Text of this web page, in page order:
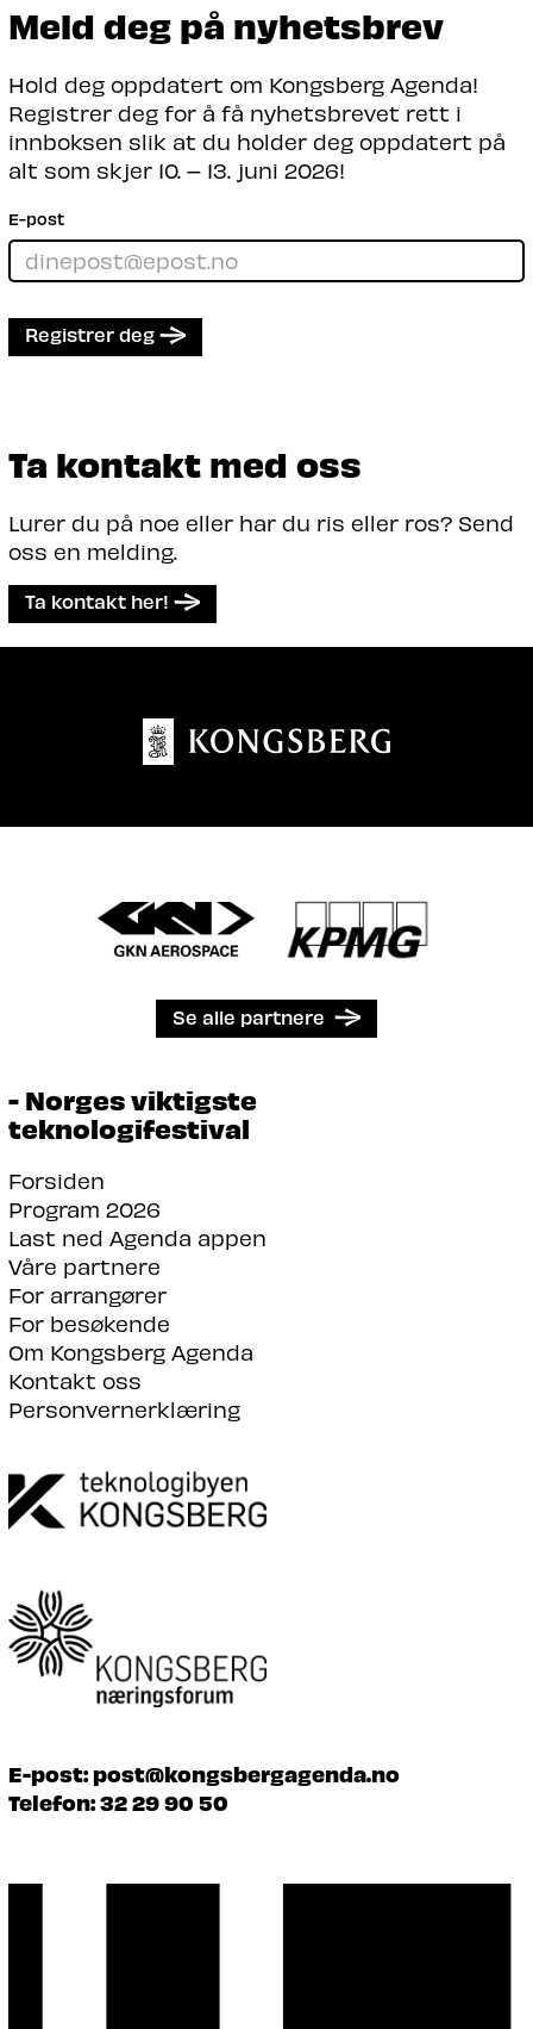
Meld deg på nyhetsbrev
Hold deg oppdatert om Kongsberg Agenda!
Registrer deg for å få nyhetsbrevet rett i
innboksen slik at du holder deg oppdatert på
alt som skjer 10. – 13. juni 2026!
E-post
Registrer deg
Ta kontakt med oss
Lurer du på noe eller har du ris eller ros? Send
oss en melding.
Ta kontakt her!
Se alle partnere
- Norges viktigste
teknologifestival
Forsiden
Program 2026
Last ned Agenda appen
Våre partnere
For arrangører
For besøkende
Om Kongsberg Agenda
Kontakt oss
Personvernerklæring
E-post: post@kongsbergagenda.no
Telefon:32 29 90 50